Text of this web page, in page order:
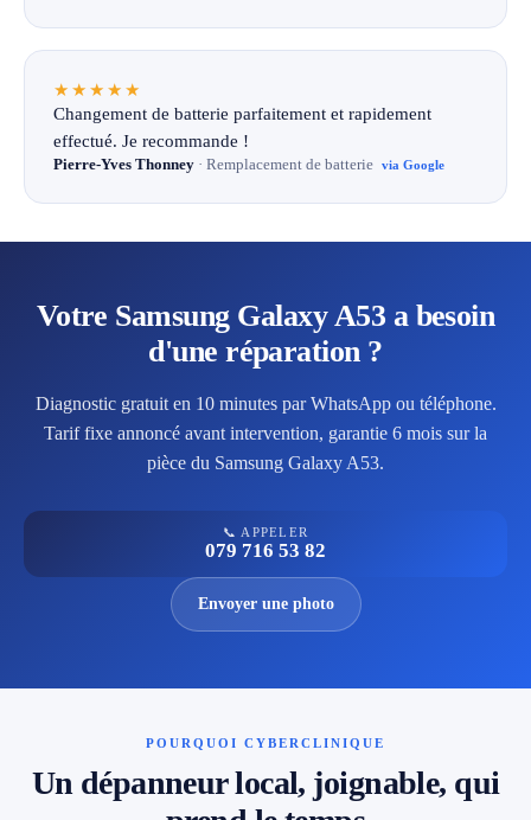
★★★★★
Changement de batterie parfaitement et rapidement
effectué. Je recommande !
Pierre-Yves Thonney · Remplacement de batterie via Google
Votre Samsung Galaxy A53 a besoin
d'une réparation ?
Diagnostic gratuit en 10 minutes par WhatsApp ou téléphone.
Tarif fixe annoncé avant intervention, garantie 6 mois sur la
pièce du Samsung Galaxy A53.
📞 APPELER
079 716 53 82
Envoyer une photo
POURQUOI CYBERCLINIQUE
Un dépanneur local, joignable, qui